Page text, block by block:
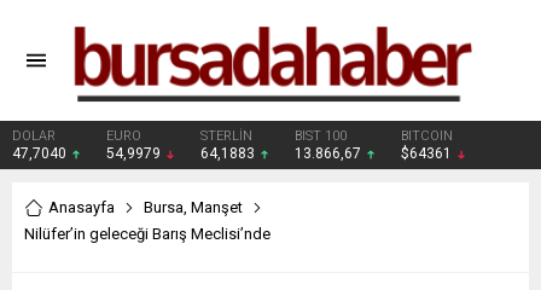
DOLAR
47,7040
EURO
54,9979
STERLİN
64,1883
BIST 100
13.866,67
BITCOIN
$64361
Anasayfa Bursa, Manşet
Nilüfer’in geleceği Barış Meclisi’nde